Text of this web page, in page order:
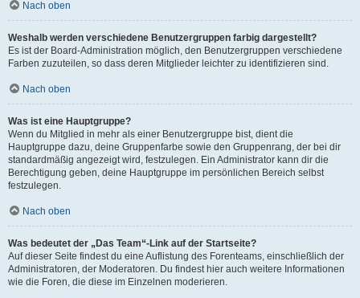
Nach oben
Weshalb werden verschiedene Benutzergruppen farbig dargestellt?
Es ist der Board-Administration möglich, den Benutzergruppen verschiedene
Farben zuzuteilen, so dass deren Mitglieder leichter zu identifizieren sind.
Nach oben
Was ist eine Hauptgruppe?
Wenn du Mitglied in mehr als einer Benutzergruppe bist, dient die
Hauptgruppe dazu, deine Gruppenfarbe sowie den Gruppenrang, der bei dir
standardmäßig angezeigt wird, festzulegen. Ein Administrator kann dir die
Berechtigung geben, deine Hauptgruppe im persönlichen Bereich selbst
festzulegen.
Nach oben
Was bedeutet der „Das Team“-Link auf der Startseite?
Auf dieser Seite findest du eine Auflistung des Forenteams, einschließlich der
Administratoren, der Moderatoren. Du findest hier auch weitere Informationen
wie die Foren, die diese im Einzelnen moderieren.